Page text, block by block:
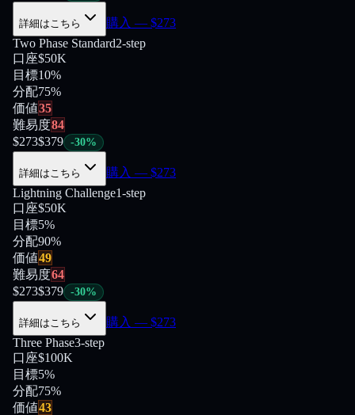
詳細はこちら 購入 — $273
Two Phase Standard2-step
口座$50K
目標10%
分配75%
価値35
難易度84
$273$379 -30%
詳細はこちら 購入 — $273
Lightning Challenge1-step
口座$50K
目標5%
分配90%
価値49
難易度64
$273$379 -30%
詳細はこちら 購入 — $273
Three Phase3-step
口座$100K
目標5%
分配75%
価値43